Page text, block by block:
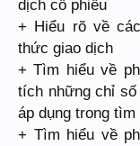
dịch cổ phiếu
+ Hiểu rõ về
thức giao dịch
+ Tìm hiểu về
tích những chỉ
áp dụng trong
+ Tìm hiểu về